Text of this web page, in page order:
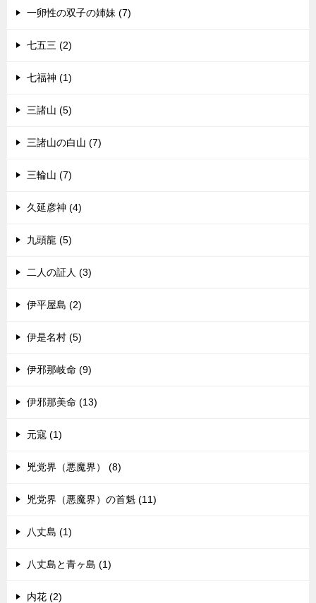
一卵性の双子の姉妹 (7)
七五三 (2)
七福神 (1)
三諸山 (5)
三諸山の白山 (7)
三輪山 (7)
久延彦神 (4)
九頭龍 (5)
二人の証人 (3)
伊平屋島 (2)
伊是名村 (5)
伊邪那岐命 (9)
伊邪那美命 (13)
元寇 (1)
兇党界（悪魔界） (8)
兇党界（悪魔界）の首魁 (11)
八丈島 (1)
八丈島と青ヶ島 (1)
内花 (2)